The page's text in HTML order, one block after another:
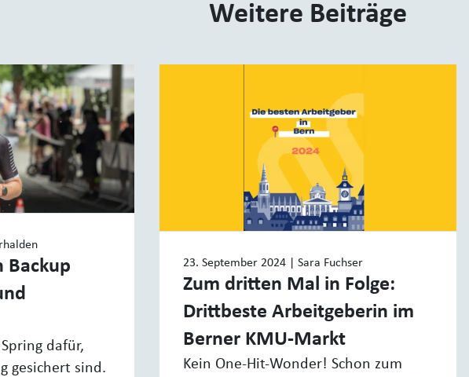
Weitere Beiträge
Backup
dafür,
gesichert sind.
23. September 2024 | Sara Fuchser
Zum dritten Mal in Folge:
Drittbeste Arbeitgeberin im
Berner KMU-Markt
Kein One-Hit-Wonder! Schon zum